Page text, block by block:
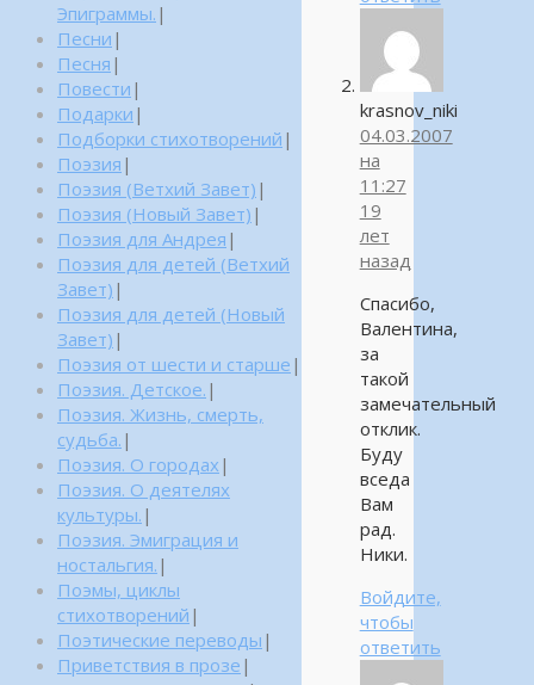
krasnov_niki
04.03.2007
на
11:27
19
лет
назад
Спасибо,
Валентина,
за
такой
замечательный
отклик.
Буду
вседа
Вам
рад.
Ники.
Войдите,
чтобы
ответить
Эпиграммы. |
Песни |
Песня |
Повести |
Подарки |
Подборки стихотворений |
Поэзия |
Поэзия (Ветхий Завет) |
Поэзия (Новый Завет) |
Поэзия для Андрея |
Поэзия для детей (Ветхий
Завет) |
Поэзия для детей (Новый
Завет) |
Поэзия от шести и старше |
Поэзия. Детское. |
Поэзия. Жизнь, смерть,
судьба. |
Поэзия. О городах |
Поэзия. О деятелях
культуры. |
Поэзия. Эмиграция и
ностальгия. |
Поэмы, циклы
стихотворений |
Поэтические переводы |
Приветствия в прозе |